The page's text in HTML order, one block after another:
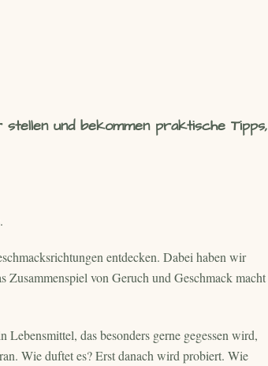
und bekommen praktische Tipps,
entdecken. Dabei haben wir
Zusammenspiel von Geruch und Geschmack macht
das besonders gerne gegessen wird,
Wie duftet es? Erst danach wird probiert. Wie